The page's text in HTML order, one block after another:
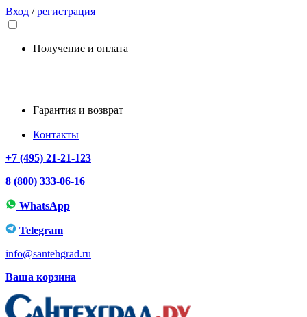
Вход /регистрация
Получение и оплата
Гарантия и возврат
Контакты
+7 (495) 21-21-123
8 (800) 333-06-16
WhatsApp
Telegram
info@santehgrad.ru
Ваша корзина